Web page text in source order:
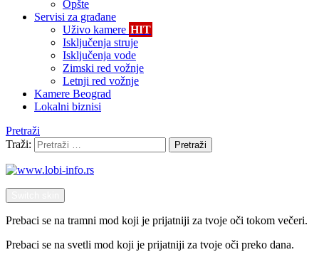
Opšte
Servisi za građane
Uživo kamere HIT
Isključenja struje
Isključenja vode
Zimski red vožnje
Letnji red vožnje
Kamere Beograd
Lokalni biznisi
Pretraži
Traži:
Pretraži
Prebaci se na tramni mod koji je prijatniji za tvoje oči tokom večeri.
Prebaci se na svetli mod koji je prijatniji za tvoje oči preko dana.